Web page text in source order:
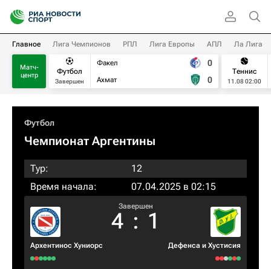
Главное Лига Чемпионов РПЛ Лига Европы АПЛ Ла Лига
Матч-
центр
Футбол
Завершен
Факел
Ахмат
0
0
Теннис
11.08 02:00
Футбол
Чемпионат Аргентины
Тур:
12
Время начала:
07.04.2025 в 02:15
Архентинос Хуниорс
Завершен
4 : 1
Дефенса и Хустисия